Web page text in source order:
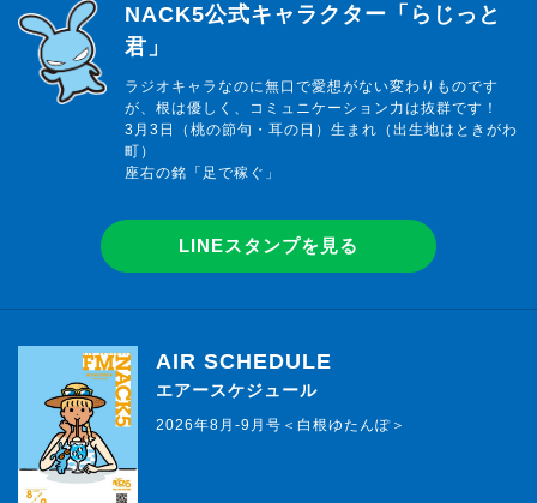
らじっと君
NACK5公式キャラクター「らじっと
君」
ラジオキャラなのに無口で愛想がない変わりものです
が、根は優しく、コミュニケーション力は抜群です！
3月3日（桃の節句・耳の日）生まれ（出生地はときがわ
町）
座右の銘「足で稼ぐ」
LINEスタンプを見る
AIR SCHEDULE
エアースケジュール
2026年8月-9月号＜白根ゆたんぽ＞